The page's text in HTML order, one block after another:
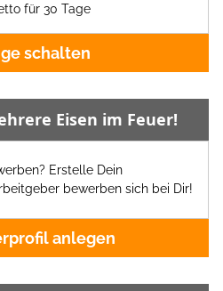
für 30 Tage
schalten
Eisen im Feuer!
Erstelle Dein
bewerben sich bei Dir!
anlegen